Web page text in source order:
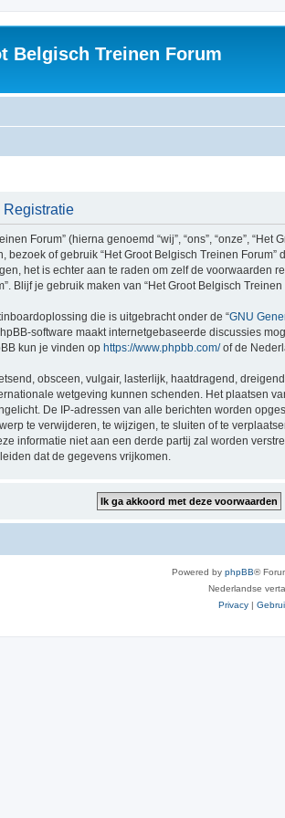
Belgisch Treinen Forum
Registratie
Forum” (hierna genoemd “wij”, “ons”, “onze”,
bezoek of gebruik “Het Groot Belgisch Treinen
het is echter aan te raden om zelf de
Blijf je gebruik maken van “Het Groot Belgisch
die is uitgebracht onder de “GNU
software maakt internetgebaseerde discussies
kun je vinden op https://www.phpbb.com/of de
obsceen, vulgair, lasterlijk, haatdragend,
wetgeving kunnen schenden. Het
De IP-adressen van alle berichten worden
te verwijderen, te wijzigen, te sluiten of te
informatie niet aan een derde partij zal worden
dat de gegevens vrijkomen.
Powered by phpBB®
Nederlandse
Privacy |